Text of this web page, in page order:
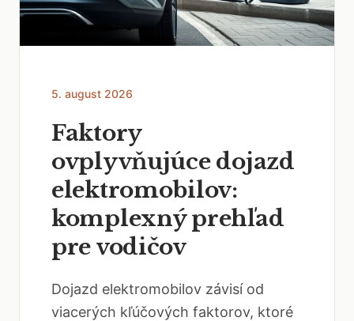
5. august 2026
Faktory
ovplyvňujúce dojazd
elektromobilov:
komplexný prehľad
pre vodičov
Dojazd elektromobilov závisí od
viacerých kľúčových faktorov, ktoré